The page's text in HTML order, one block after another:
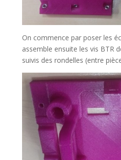
On commence par poser les
assemble ensuite les vis BTR
suivis des rondelles (entre